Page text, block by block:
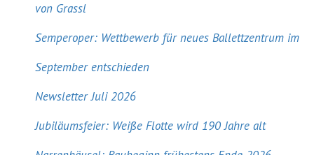
von Grassl
Semperoper: Wettbewerb für neues Ballettzentrum im
September entschieden
Newsletter Juli 2026
Jubiläumsfeier: Weiße Flotte wird 190 Jahre alt